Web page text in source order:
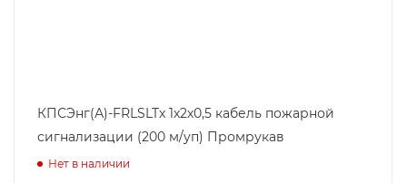
КПСЭнг(А)-FRLSLTx 1х2х0,5 кабель пожарной
сигнализации (200 м/уп) Промрукав
Нет в наличии